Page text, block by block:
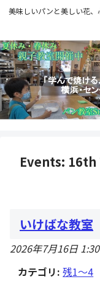
美味しいパンと美しい花
Events: 16th
いけばな教室
2026年7月16日
カテゴリ: 残1〜4